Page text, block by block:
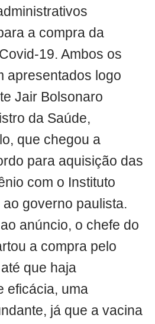
a compra da
19. Ambos os
apresentados logo
Jair Bolsonaro
da Saúde,
que chegou a
para aquisição das
com o Instituto
ao governo paulista.
anúncio, o chefe do
a compra pelo
que haja
eficácia, uma
já que a vacina